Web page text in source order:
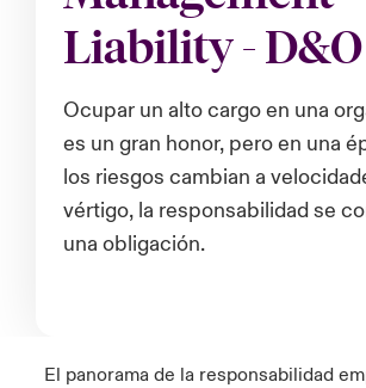
Contacto
Acceso
Siniestros
Beazley
Transformación tecnológica y ciberriesgo
Cyber
Services Snapshot
Spain
(French)
America
(French)
America
(French)
America
(French)
America
(French)
America
(French)
America
(French)
America
(French)
America
(French)
America
(French)
America
(French)
America
Liability - D&O
Ocupar un alto cargo en una
es un gran honor, pero en una
los riesgos cambian a
vértigo, la responsabilidad se
una obligación.
El panorama de la responsabilidad